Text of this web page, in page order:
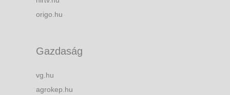
origo.hu
Gazdaság
vg.hu
agrokep.hu